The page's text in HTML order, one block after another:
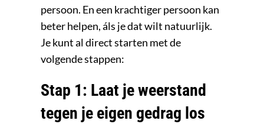
persoon. En een krachtiger persoon kan
beter helpen, áls je dat wilt natuurlijk.
Je kunt al direct starten met de
volgende stappen:
Stap 1: Laat je weerstand
tegen je eigen gedrag los